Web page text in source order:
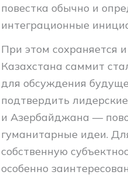
повестка обычно и
интеграционные
При этом сохраняется
Казахстана саммит
для обсуждения
подтвердить
и Азербайджана —
гуманитарные идеи.
собственную
особенно